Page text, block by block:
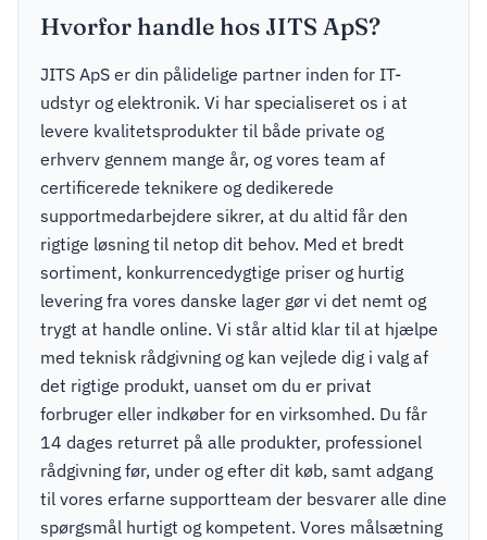
Hvorfor handle hos JITS ApS?
JITS ApS er din pålidelige partner inden for IT-
udstyr og elektronik. Vi har specialiseret os i at
levere kvalitetsprodukter til både private og
erhverv gennem mange år, og vores team af
certificerede teknikere og dedikerede
supportmedarbejdere sikrer, at du altid får den
rigtige løsning til netop dit behov. Med et bredt
sortiment, konkurrencedygtige priser og hurtig
levering fra vores danske lager gør vi det nemt og
trygt at handle online. Vi står altid klar til at hjælpe
med teknisk rådgivning og kan vejlede dig i valg af
det rigtige produkt, uanset om du er privat
forbruger eller indkøber for en virksomhed. Du får
14 dages returret på alle produkter, professionel
rådgivning før, under og efter dit køb, samt adgang
til vores erfarne supportteam der besvarer alle dine
spørgsmål hurtigt og kompetent. Vores målsætning